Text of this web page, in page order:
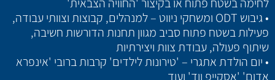
• גיבוש ODT ומשחקי ניווט – למנהלים, קבוצות וצוותי עבודה,
פעילות בשטח פתוח סביב מגוון תחנות הדורשות חשיבה,
שיתוף פעולה, עבודת צוות ויצירתיות
• יום הולדת אתגרי – 'טירונות לילדים' קרבות ברובי 'אינפרא
אדום' 'אסקייפ ווד' ועוד